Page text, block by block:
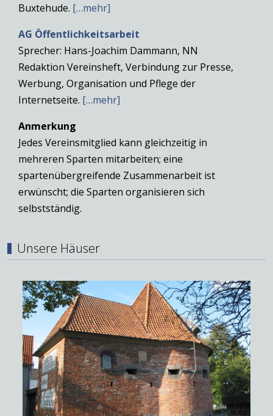
Buxtehude. […mehr]
AG Öffentlichkeitsarbeit
Sprecher: Hans-Joachim Dammann, NN
Redaktion Vereinsheft, Verbindung zur Presse,
Werbung, Organisation und Pflege der
Internetseite. […mehr]
Anmerkung
Jedes Vereinsmitglied kann gleichzeitig in
mehreren Sparten mitarbeiten; eine
spartenübergreifende Zusammenarbeit ist
erwünscht; die Sparten organisieren sich
selbstständig.
Unsere Häuser